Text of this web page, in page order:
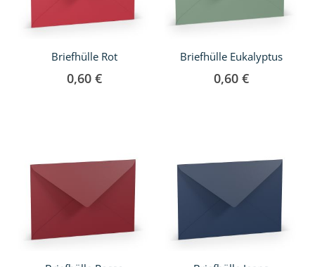
Briefhülle Rot
0,60 €
Briefhülle Eukalyptus
0,60 €